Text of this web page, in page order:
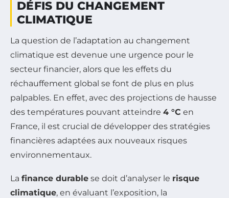
DÉFIS DU CHANGEMENT
CLIMATIQUE
La question de l’adaptation au changement
climatique est devenue une urgence pour le
secteur financier, alors que les effets du
réchauffement global se font de plus en plus
palpables. En effet, avec des projections de hausse
des températures pouvant atteindre 4 °C en
France, il est crucial de développer des stratégies
financières adaptées aux nouveaux risques
environnementaux.
La finance durable se doit d’analyser le risque
climatique, en évaluant l’exposition, la